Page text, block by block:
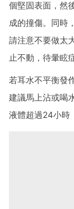
個堅固表面，然
成的撞傷。同時
請注意不要做太
止不動，待暈眩
若耳水不平衡發
建議馬上沾或喝
液體超過24小時